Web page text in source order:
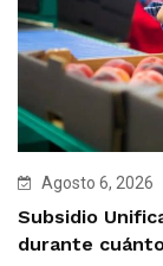
Agosto 6, 2026
Subsidio
durante